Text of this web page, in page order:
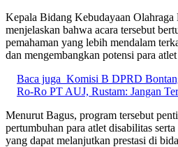
Kepala Bidang Kebudayaan
menjelaskan bahwa acara tersebut
pemahaman yang lebih mendalam
dan mengembangkan potensi para
Baca juga Komisi B DPRD
Ro-Ro PT AUJ, Rustam: Jangan
Menurut Bagus, program tersebut
pertumbuhan para atlet disabilitas
yang dapat melanjutkan prestasi di